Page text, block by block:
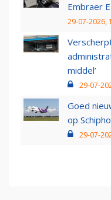
Embraer
29-07-2026,
middel’
29-07-
Goed
op
29-07-